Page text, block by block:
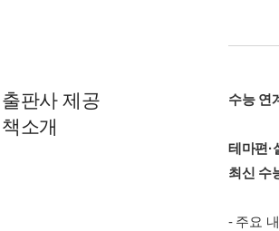
출판사 제공
책소개
수능 연
테마편·
최신 수
- 주요